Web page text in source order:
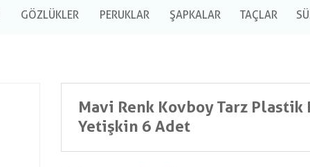
GÖZLÜKLER PERUKLAR ŞAPKALAR TAÇLAR
Mavi Renk Kovboy Tarz Plastik
Yetişkin 6 Adet